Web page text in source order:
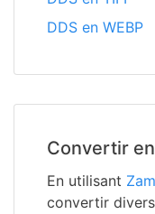
DDS en WEBP
Convertir
En utilisant
convertir